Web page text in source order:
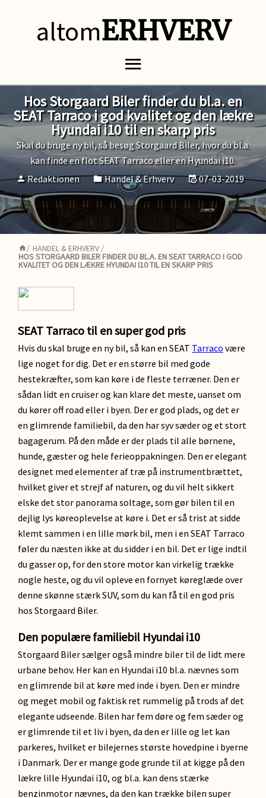
altomERHVERV
Hos Storgaard Biler finder du bl.a. en
SEAT Tarraco i god kvalitet og den lækre
Hyundai i10 til en skarp pris
Skal du bruge ny bil, så besøg Storgaard Biler, hvor du bl.a.
kan finde en flot SEAT Tarraco eller en Hyundai i10.
Redaktionen
Handel & Erhverv 07-03-2019
/ HANDEL & ERHVERV /
HOS STORGAARD BILER FINDER DU BL.A. EN SEAT TARRACO I GOD
KVALITET OG DEN LÆKRE HYUNDAI I10 TIL EN SKARP PRIS
SEAT Tarraco til en super god pris
Hvis du skal bruge en ny bil, så kan en SEAT Tarraco være
lige noget for dig. Det er en større bil med gode
hestekræfter, som kan køre i de fleste terræner. Den er
sådan lidt en cruiser og kan klare det meste, uanset om
du kører off road eller i byen. Der er god plads, og det er
en glimrende familiebil, da den har syv sæder og et stort
bagagerum. På den måde er der plads til alle børnene,
hunde, gæster og hele ferieoppakningen. Den er elegant
designet med elementer af træ på instrumentbrættet,
hvilket giver et strejf af naturen, og du vil helt sikkert
elske det stor panorama soltage, som gør bilen til en
dejlig lys køreoplevelse at køre i. Det er så trist at sidde
klemt sammen i en lille mørk bil, men i en SEAT Tarraco
føler du næsten ikke at du sidder i en bil. Det er lige indtil
du gasser op, for den store motor kan virkelig trække
nogle heste, og du vil opleve en fornyet køreglæde over
denne skønne stærk SUV, som du kan få til en god pris
hos Storgaard Biler.
Den populære familiebil Hyundai i10
Storgaard Biler sælger også mindre biler til de lidt mere
urbane behov. Her kan en Hyundai i10 bl.a. nævnes som
en glimrende bil at køre med inde i byen. Den er mindre
og meget mobil og faktisk ret rummelig på trods af det
elegante udseende. Bilen har fem døre og fem sæder og
er glimrende til et liv i byen, da den er lille og let kan
parkeres, hvilket er bilejernes største hovedpine i byerne
i Danmark. Der er mange gode grunde til at kigge på den
lækre lille Hyundai i10, og bl.a. kan dens stærke
benzinmotor nævnes, da den kan trække bilen super